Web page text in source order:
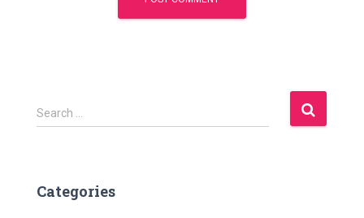
S
e
h
Search …
Categories